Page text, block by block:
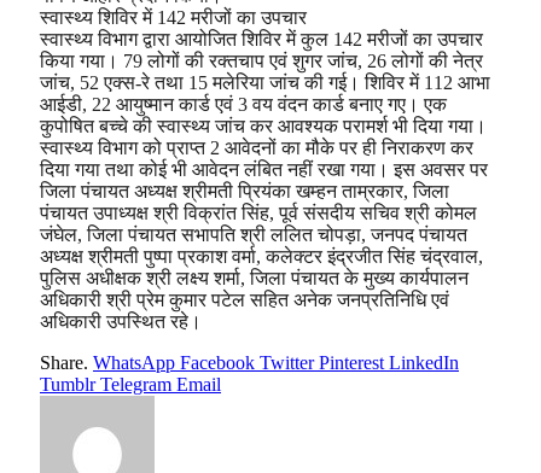
स्वास्थ्य शिविर में 142 मरीजों का उपचार
स्वास्थ्य विभाग द्वारा आयोजित शिविर में कुल 142 मरीजों का उपचार
किया गया। 79 लोगों की रक्तचाप एवं शुगर जांच, 26 लोगों की नेत्र
जांच, 52 एक्स-रे तथा 15 मलेरिया जांच की गई। शिविर में 112 आभा
आईडी, 22 आयुष्मान कार्ड एवं 3 वय वंदन कार्ड बनाए गए। एक
कुपोषित बच्चे की स्वास्थ्य जांच कर आवश्यक परामर्श भी दिया गया।
स्वास्थ्य विभाग को प्राप्त 2 आवेदनों का मौके पर ही निराकरण कर
दिया गया तथा कोई भी आवेदन लंबित नहीं रखा गया। इस अवसर पर
जिला पंचायत अध्यक्ष श्रीमती प्रियंका खम्हन ताम्रकार, जिला
पंचायत उपाध्यक्ष श्री विक्रांत सिंह, पूर्व संसदीय सचिव श्री कोमल
जंघेल, जिला पंचायत सभापति श्री ललित चोपड़ा, जनपद पंचायत
अध्यक्ष श्रीमती पुष्पा प्रकाश वर्मा, कलेक्टर इंद्रजीत सिंह चंद्रवाल,
पुलिस अधीक्षक श्री लक्ष्य शर्मा, जिला पंचायत के मुख्य कार्यपालन
अधिकारी श्री प्रेम कुमार पटेल सहित अनेक जनप्रतिनिधि एवं
अधिकारी उपस्थित रहे।
Share. WhatsApp Facebook Twitter Pinterest LinkedIn
Tumblr Telegram Email